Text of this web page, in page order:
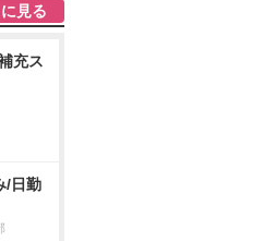
見る
充ス
/日勤